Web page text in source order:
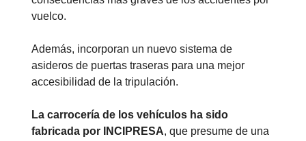
vuelco.
Además, incorporan un nuevo sistema de
asideros de puertas traseras para una mejor
accesibilidad de la tripulación.
La carrocería de los vehículos ha sido
fabricada por INCIPRESA, que presume de una